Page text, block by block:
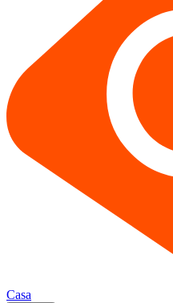
Casa